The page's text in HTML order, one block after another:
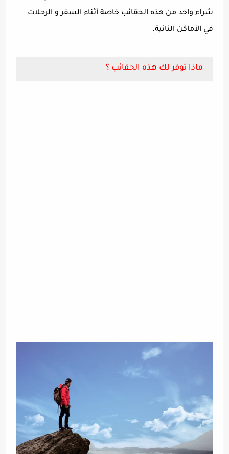
شراء واحد من هذه الحقائب خاصة أثناء السفر و الرحلات
في الأماكن النائية.
ماذا توفر لك هذه الحقائب ؟